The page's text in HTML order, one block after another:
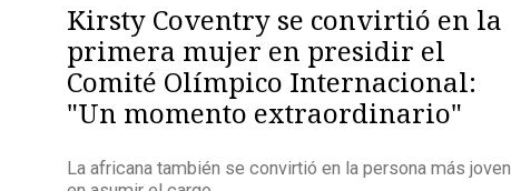
Kirsty Coventry se convirtió en la
primera mujer en presidir el
Comité Olímpico Internacional:
"Un momento extraordinario"
La africana también se convirtió en la persona más joven